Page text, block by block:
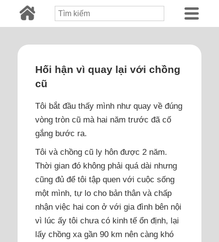
Hối hận vì quay lại với chồng
cũ
Tôi bắt đầu thấy mình như quay về đúng
vòng tròn cũ mà hai năm trước đã cố
gắng bước ra.
Tôi và chồng cũ ly hôn được 2 năm.
Thời gian đó không phải quá dài nhưng
cũng đủ để tôi tập quen với cuộc sống
một mình, tự lo cho bản thân và chấp
nhận việc hai con ở với gia đình bên nội
vì lúc ấy tôi chưa có kinh tế ổn định, lại
lấy chồng xa gần 90 km nên càng khó